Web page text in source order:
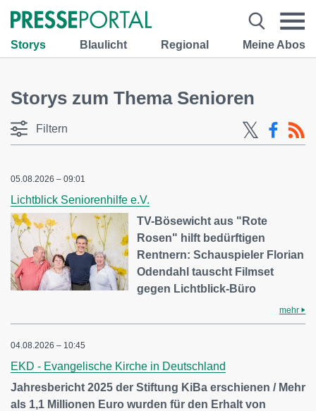
Storys Blaulicht Regional Meine Abos
Storys zum Thema Senioren
Filtern
05.08.2026 – 09:01
Lichtblick Seniorenhilfe e.V.
TV-Bösewicht aus "Rote
Rosen" hilft bedürftigen
Rentnern: Schauspieler Florian
Odendahl tauscht Filmset
gegen Lichtblick-Büro
mehr
04.08.2026 – 10:45
EKD - Evangelische Kirche in Deutschland
Jahresbericht 2025 der Stiftung KiBa erschienen / Mehr
als 1,1 Millionen Euro wurden für den Erhalt von